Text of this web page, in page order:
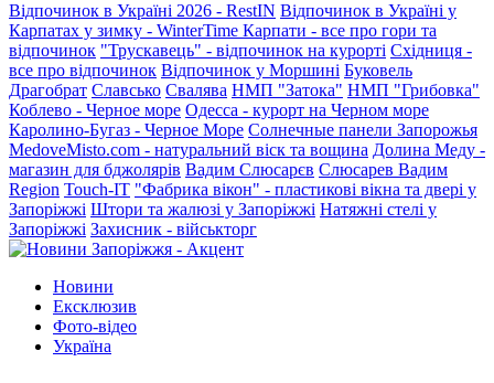
Відпочинок в Україні 2026 - RestIN Відпочинок в Україні у
Карпатах у зимку - WinterTime Карпати - все про гори та
відпочинок "Трускавець" - відпочинок на курорті Східниця -
все про відпочинок Відпочинок у Моршині Буковель
Драгобрат Славсько Свалява НМП "Затока" НМП "Грибовка"
Коблево - Черное море Одесса - курорт на Черном море
Каролино-Бугаз - Черное Море Солнечные панели Запорожья
MedoveMisto.com - натуральний віск та вощина Долина Меду -
магазин для бджолярів Вадим Слюсарєв Слюсарев Вадим
Region Touch-IT "Фабрика вікон" - пластикові вікна та двері у
Запоріжжі Штори та жалюзі у Запоріжжі Натяжні стелі у
Запоріжжі Захисник - військторг
Новини
Ексклюзив
Фото-відео
Україна